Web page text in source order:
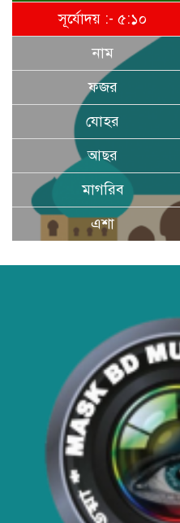
নতুন
ইয়াবা
সমাধান
আবারো
বিপুল
সূর্যোদয় :- ৫:১০
নাম
ফজর
যোহর
আছর
মাগরিব
এশা